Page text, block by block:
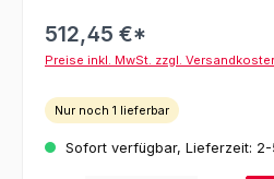
512,45 €*
Preise inkl. MwSt. zzgl.
Nur noch 1 lieferbar
Sofort verfügbar, Lieferzeit: 2-